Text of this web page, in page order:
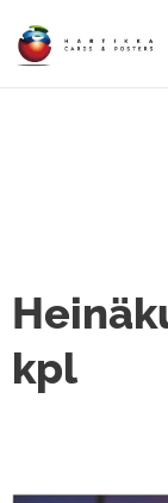
kpl